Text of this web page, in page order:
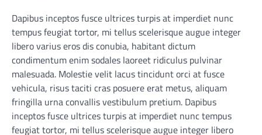
Dapibus inceptos fusce ultrices turpis at imperdiet nunc
tempus feugiat tortor, mi tellus scelerisque augue integer
libero varius eros dis conubia, habitant dictum
condimentum enim sodales laoreet ridiculus pulvinar
malesuada. Molestie velit lacus tincidunt orci at fusce
vehicula, risus taciti cras posuere erat metus, aliquam
fringilla urna convallis vestibulum pretium. Dapibus
inceptos fusce ultrices turpis at imperdiet nunc tempus
feugiat tortor, mi tellus scelerisque augue integer libero